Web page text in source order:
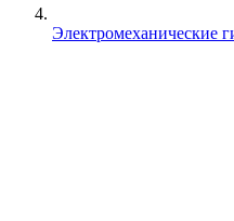
Электромеханические